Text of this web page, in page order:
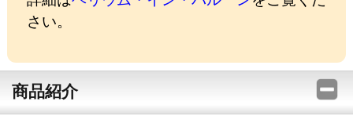
さい。
商品紹介